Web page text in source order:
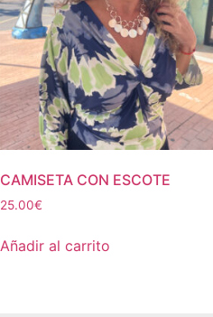
CAMISETA CON ESCOTE
25.00€
Añadir al carrito